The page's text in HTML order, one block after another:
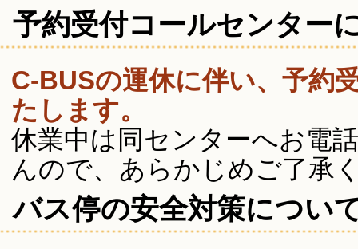
予約受付コールセンター
C-BUSの運休に伴い、予約
たします。
休業中は同センターへお電
んので、あらかじめご了承
バス停の安全対策につい